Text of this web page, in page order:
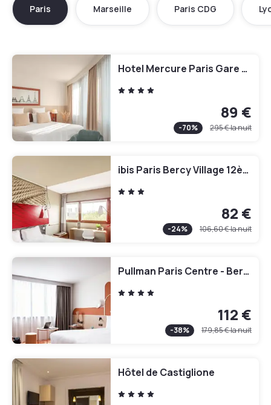
Paris Marseille Paris CDG
Hotel Mercure Paris Gare Montparnasse TGV
89 €
-70% 295 €la nuit
ibis Paris Bercy Village 12ème
82 €
-24% 106,60 €la nuit
Pullman Paris Centre - Bercy
112 €
-38% 179,85 €la nuit
Hôtel de Castiglione